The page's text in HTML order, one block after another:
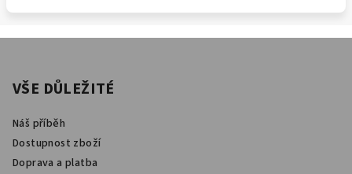
VŠE DŮLEŽITÉ
Náš příběh
Dostupnost zboží
Doprava a platba